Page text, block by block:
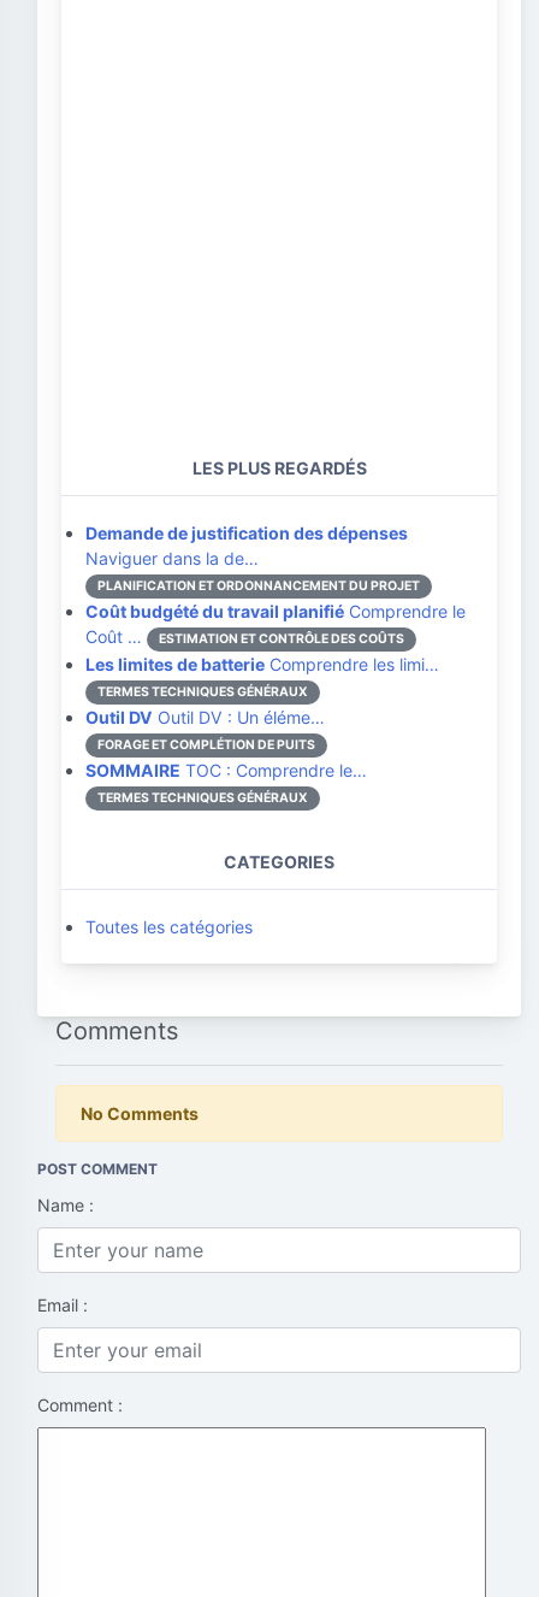
LES PLUS REGARDÉS
Demande de justification des dépenses
Naviguer dans la de…
PLANIFICATION ET ORDONNANCEMENT DU PROJET
Coût budgété du travail planifié Comprendre le
Coût …
ESTIMATION ET CONTRÔLE DES COÛTS
Les limites de batterie Comprendre les limi…
TERMES TECHNIQUES GÉNÉRAUX
Outil DV Outil DV : Un éléme…
FORAGE ET COMPLÉTION DE PUITS
SOMMAIRE TOC : Comprendre le…
TERMES TECHNIQUES GÉNÉRAUX
CATEGORIES
Toutes les catégories
Comments
No Comments
POST COMMENT
Name :
Email :
Comment :